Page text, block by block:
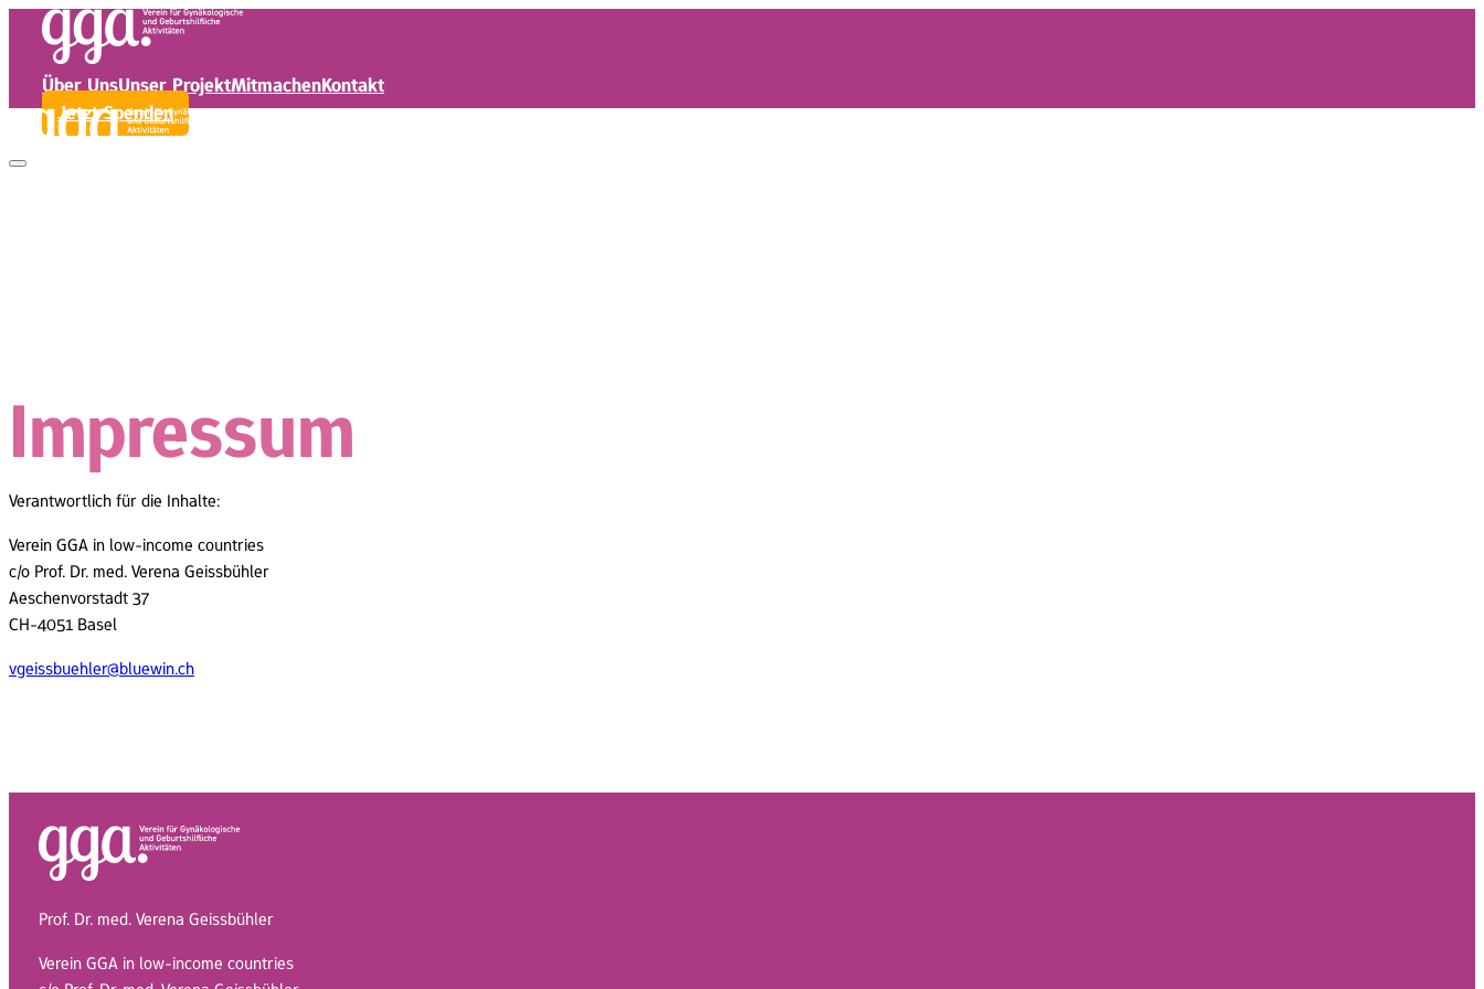
Über UnsUnser ProjektMitmachenKontakt
Jetzt Spenden
Impressum
Verantwortlich für die Inhalte:
Verein GGA in low-income countries
c/o Prof. Dr. med. Verena Geissbühler
Aeschenvorstadt 37
CH-4051 Basel
vgeissbuehler@bluewin.ch
Prof. Dr. med. Verena Geissbühler
Verein GGA in low-income countries